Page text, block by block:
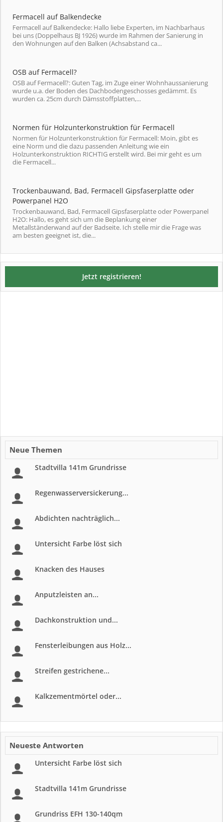
Fermacell auf Balkendecke
Fermacell auf Balkendecke: Hallo liebe Experten, im Nachbarhaus
bei uns (Doppelhaus BJ 1926) wurde im Rahmen der Sanierung in
den Wohnungen auf den Balken (Achsabstand ca...
OSB auf Fermacell?
OSB auf Fermacell?: Guten Tag, im Zuge einer Wohnhaussanierung
wurde u.a. der Boden des Dachbodengeschosses gedämmt. Es
wurden ca. 25cm durch Dämsstoffplatten,...
Normen für Holzunterkonstruktion für Fermacell
Normen für Holzunterkonstruktion für Fermacell: Moin, gibt es
eine Norm und die dazu passenden Anleitung wie ein
Holzunterkonstruktion RICHTIG erstellt wird. Bei mir geht es um
die Fermacell...
Trockenbauwand, Bad, Fermacell Gipsfaserplatte oder
Powerpanel H2O
Trockenbauwand, Bad, Fermacell Gipsfaserplatte oder Powerpanel
H2O: Hallo, es geht sich um die Beplankung einer
Metallständerwand auf der Badseite. Ich stelle mir die Frage was
am besten geeignet ist, die...
Jetzt registrieren!
Neue Themen
Stadtvilla 141m Grundrisse
Regenwasserversickerung...
Abdichten nachträglich...
Untersicht Farbe löst sich
Knacken des Hauses
Anputzleisten an...
Dachkonstruktion und...
Fensterleibungen aus Holz...
Streifen gestrichene...
Kalkzementmörtel oder...
Neueste Antworten
Untersicht Farbe löst sich
Stadtvilla 141m Grundrisse
Grundriss EFH 130-140qm